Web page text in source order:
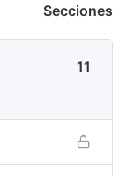
Secciones
11